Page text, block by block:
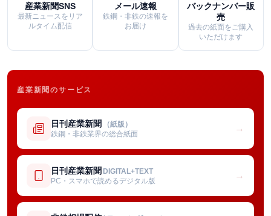
産業新聞SNS
最新ニュースをリア
ルタイム配信
メール速報
鉄鋼・非鉄の速報を
お届け
バックナンバー販
売
過去の紙面をご購入
いただけます
産業新聞のサービス
日刊産業新聞 （紙版）
鉄鋼・非鉄業界の総合紙面
→
日刊産業新聞 DIGITAL+TEXT
PC・スマホで読めるデジタル版
→